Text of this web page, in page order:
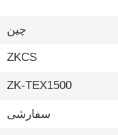
چین
ZKCS
ZK-TEX1500
سفارشی